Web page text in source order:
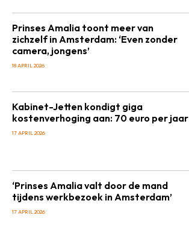
Prinses Amalia toont meer van
zichzelf in Amsterdam: ‘Even zonder
camera, jongens’
18 APRIL 2026
Kabinet-Jetten kondigt giga
kostenverhoging aan: 70 euro per jaar
17 APRIL 2026
‘Prinses Amalia valt door de mand
tijdens werkbezoek in Amsterdam’
17 APRIL 2026